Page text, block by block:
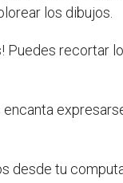
los dibujos.
recortar
desde tu